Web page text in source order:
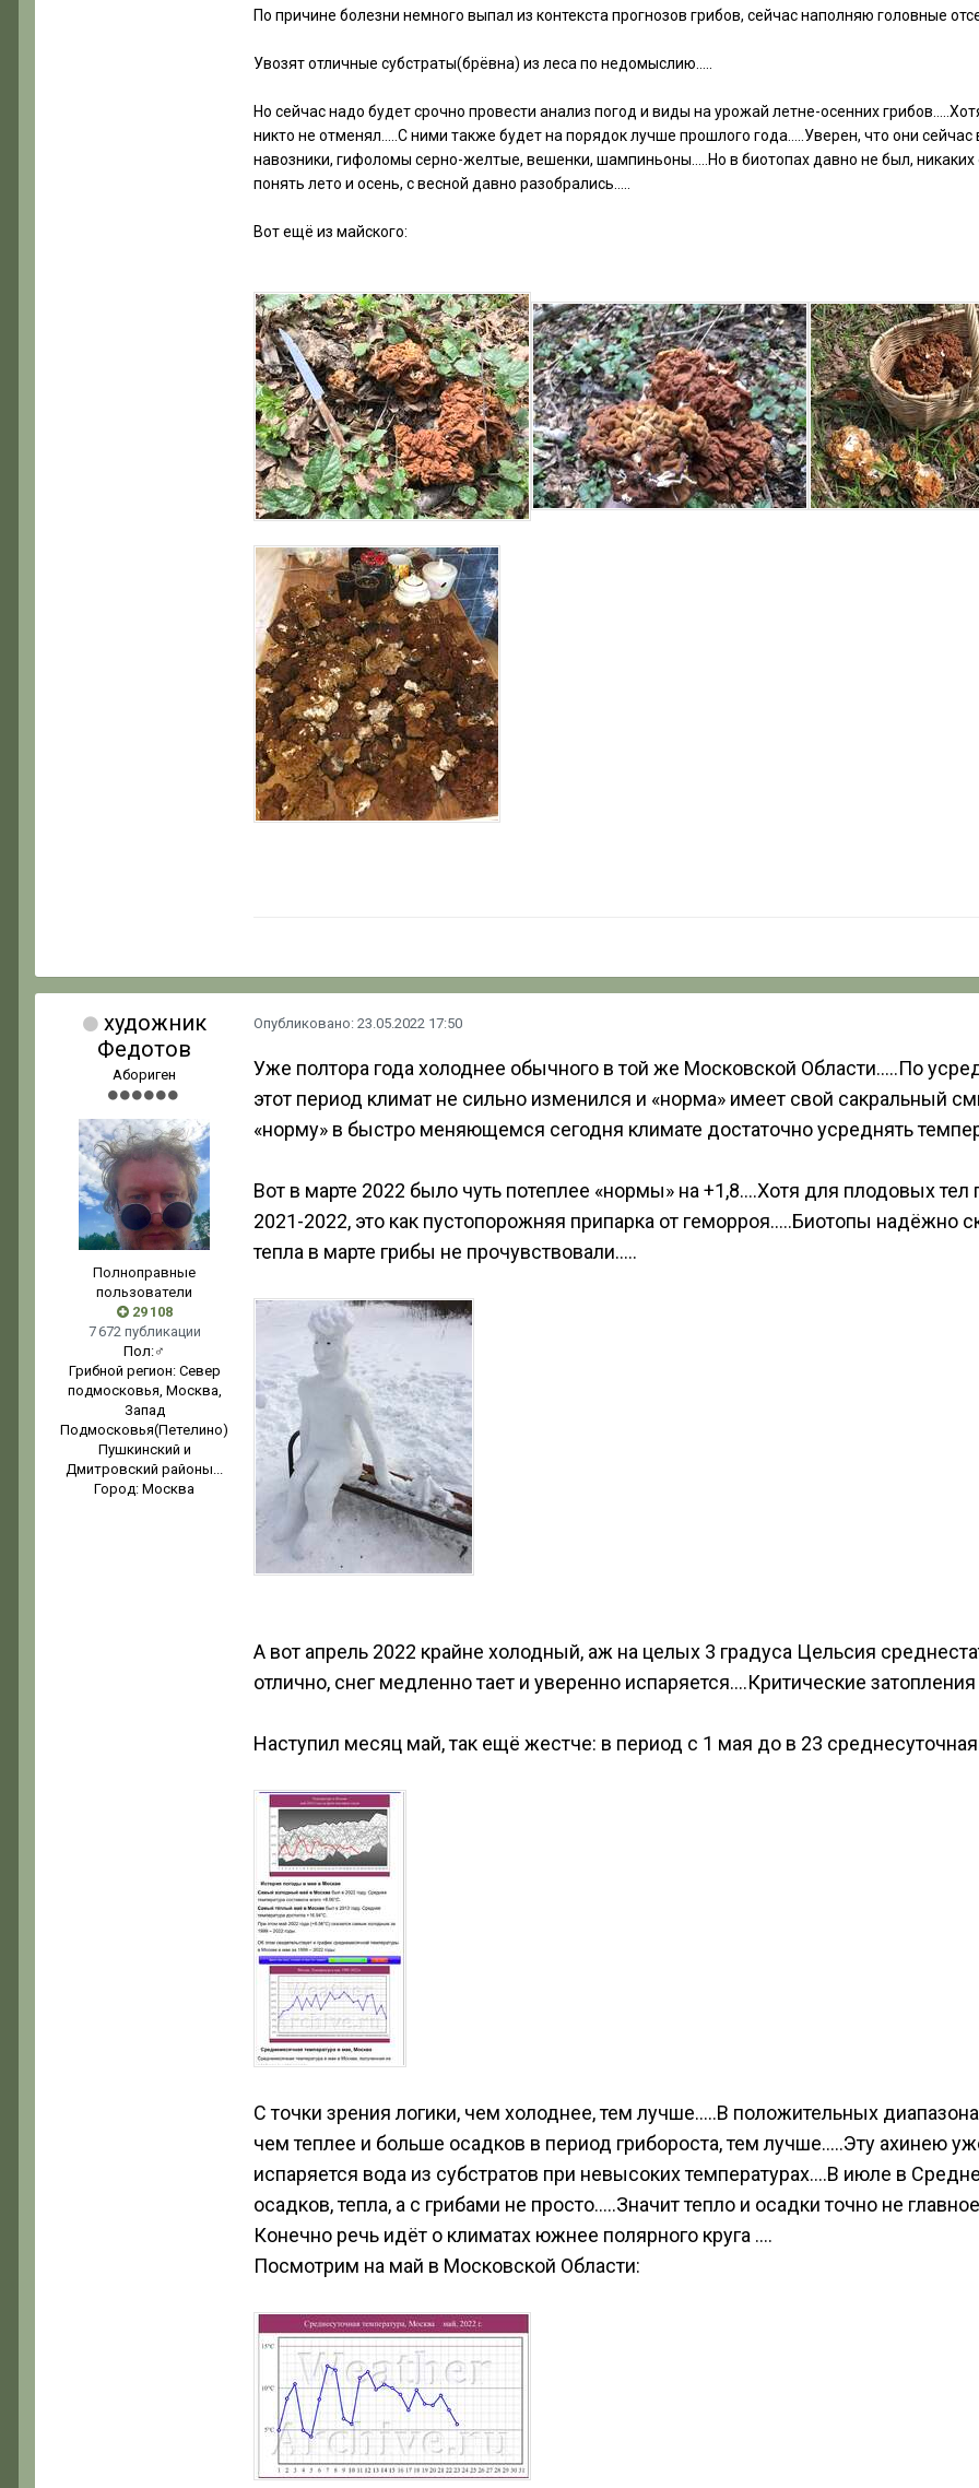
По причине болезни немного выпал из контекста прогнозов грибов, сейчас наполняю головные
Увозят отличные субстраты(брёвна) из леса по недомыслию…..
Но сейчас надо будет срочно провести анализ погод и виды на урожай летне-осенних
никто не отменял…..С ними также будет на порядок лучше прошлого года…..Уверен, что они
навозники, гифоломы серно-желтые, вешенки, шампиньоны…..Но в биотопах давно не был, никаких
понять лето и осень, с весной давно разобрались…..
Вот ещё из майского:
художник
Федотов
Абориген
Полноправные
пользователи
29 108
7 672 публикации
Пол:♂
Грибной регион: Север
подмосковья, Москва,
Запад
Подмосковья(Петелино)
Пушкинский и
Дмитровский районы...
Город: Москва
Опубликовано: 23.05.2022 17:50
Уже полтора года холоднее обычного в той же Московской Области…..По
этот период климат не сильно изменился и «норма» имеет свой сакральный
«норму» в быстро меняющемся сегодня климате достаточно усреднять
Вот в марте 2022 было чуть потеплее «нормы» на +1,8….Хотя для плодовых
2021-2022, это как пустопорожняя припарка от геморроя…..Биотопы надёжно
тепла в марте грибы не прочувствовали…..
А вот апрель 2022 крайне холодный, аж на целых 3 градуса Цельсия
отлично, снег медленно тает и уверенно испаряется….Критические
Наступил месяц май, так ещё жестче: в период с 1 мая до в 23
С точки зрения логики, чем холоднее, тем лучше…..В положительных
чем теплее и больше осадков в период грибороста, тем лучше…..Эту ахинею
испаряется вода из субстратов при невысоких температурах….В июле в
осадков, тепла, а с грибами не просто…..Значит тепло и осадки точно не
Конечно речь идёт о климатах южнее полярного круга ….
Посмотрим на май в Московской Области: